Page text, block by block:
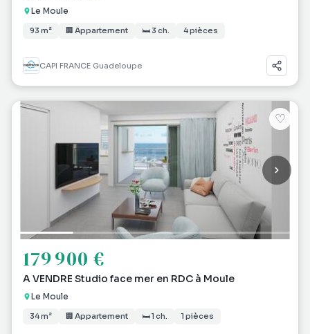
Le Moule
93 m² 🏢 Appartement 🛏 3 ch. 4 pièces
CAPI FRANCE Guadeloupe
♡
179 900 €
A VENDRE Studio face mer en RDC à Moule
Le Moule
34 m² 🏢 Appartement 🛏 1 ch. 1 pièces